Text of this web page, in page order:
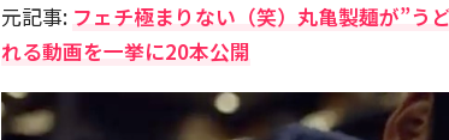
元記事: フェチ極まりない（笑）丸亀製麺が”う
れる動画を一挙に20本公開